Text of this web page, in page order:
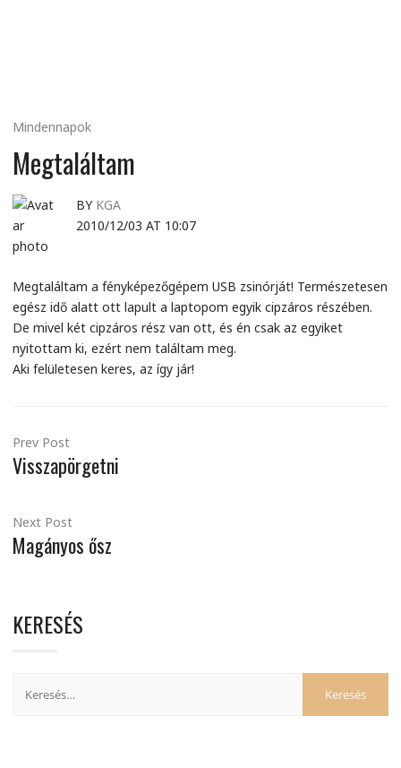
Mindennapok
Megtaláltam
BY KGA
2010/12/03 AT 10:07
Megtaláltam a fényképezőgépem USB zsinórját! Természetesen
egész idő alatt ott lapult a laptopom egyik cipzáros részében.
De mivel két cipzáros rész van ott, és én csak az egyiket
nyitottam ki, ezért nem találtam meg.
Aki felületesen keres, az így jár!
Prev Post
Visszapörgetni
Next Post
Magányos ősz
KERESÉS